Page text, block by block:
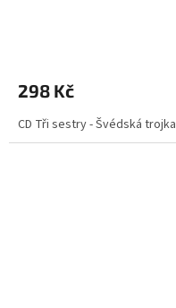
298 Kč
CD Tři sestry - Švédská trojka